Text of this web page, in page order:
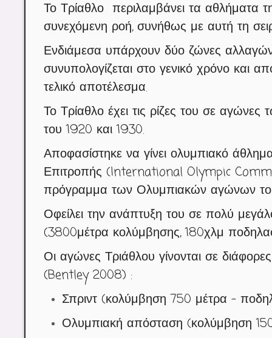
Το Τρίαθλο περιλαμβάνει τα αθλήματα
συνεχόμενη ροή, συνήθως με αυτή τη
Ενδιάμεσα υπάρχουν δύο ζώνες
συνυπολογίζεται στο γενικό χρόνο και
τελικό αποτέλεσμα.
Το Τρίαθλο έχει τις ρίζες του σε αγώνες
του 1920 και 1930.
Αποφασίστηκε να γίνει ολυμπιακό
Επιτροπής (International Olympic
πρόγραμμα των Ολυμπιακών αγώνων
Οφείλει την ανάπτυξη του σε πολύ
(3800μέτρα κολύμβησης, 180χλμ
Οι αγώνες Τριάθλου γίνονται σε
(Bentley 2008) :
Σπριντ (κολύμβηση 750 μέτρα –
Ολυμπιακή απόσταση (κολύμβηση